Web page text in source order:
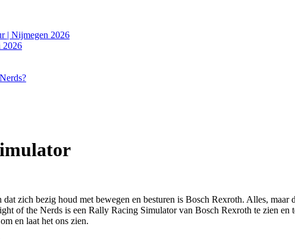
| Nijmegen 2026
2026
zich bezig houd met bewegen en besturen is Bosch Rexroth. Alles,
of the Nerds is een Rally Racing Simulator van Bosch Rexroth te zien en
en laat het ons zien.